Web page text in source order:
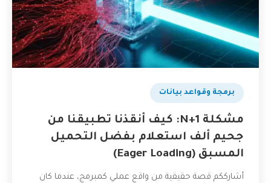
برمجة وقواعد بيانات
مشكلة N+1: كيف أنقذنا تطبيقنا من
جحيم ألف استعلام بفضل التحميل
المسبق (Eager Loading)
أشارككم قصة حقيقية من واقع عملي كمبرمج، عندما كان